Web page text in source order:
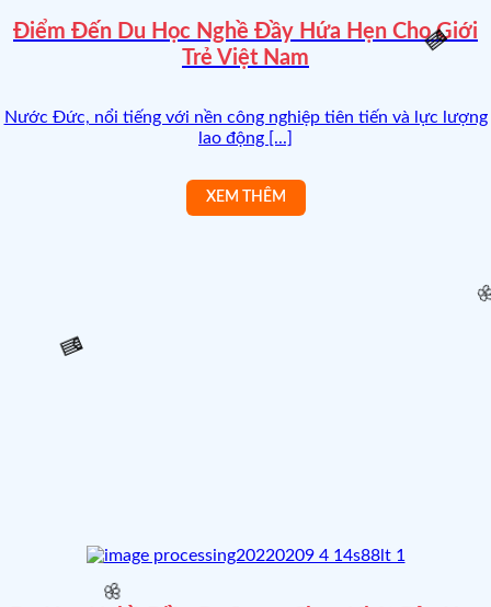
🧧
Điểm Đến Du Học Nghề Đầy Hứa Hẹn Cho Giới
Trẻ Việt Nam
Nước Đức, nổi tiếng với nền công nghiệp tiên tiến và lực lượng
lao động [...]